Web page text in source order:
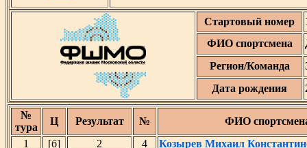
Стартовый номер
ФИО спортсмена
Регион/Команда
Дата рождения
№
тура
Ц Результат №
ФИО
1
[б] 2 4
Козырев Михаил